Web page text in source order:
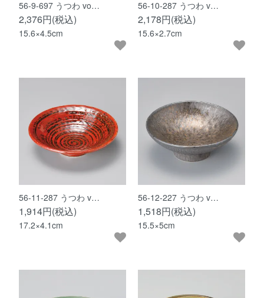
56-9-697 うつわ vo…
2,376円(税込)
15.6×4.5cm
56-10-287 うつわ v…
2,178円(税込)
15.6×2.7cm
56-11-287 うつわ v…
1,914円(税込)
17.2×4.1cm
56-12-227 うつわ v…
1,518円(税込)
15.5×5cm